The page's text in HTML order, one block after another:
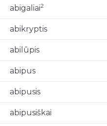
abigaliai2
abikryptis
abilūpis
abipus
abipusis
abipusiškai